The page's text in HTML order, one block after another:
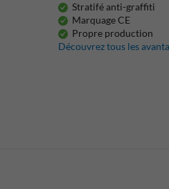
Stratifé anti-graffiti
Marquage CE
Propre production
Découvrez tous les